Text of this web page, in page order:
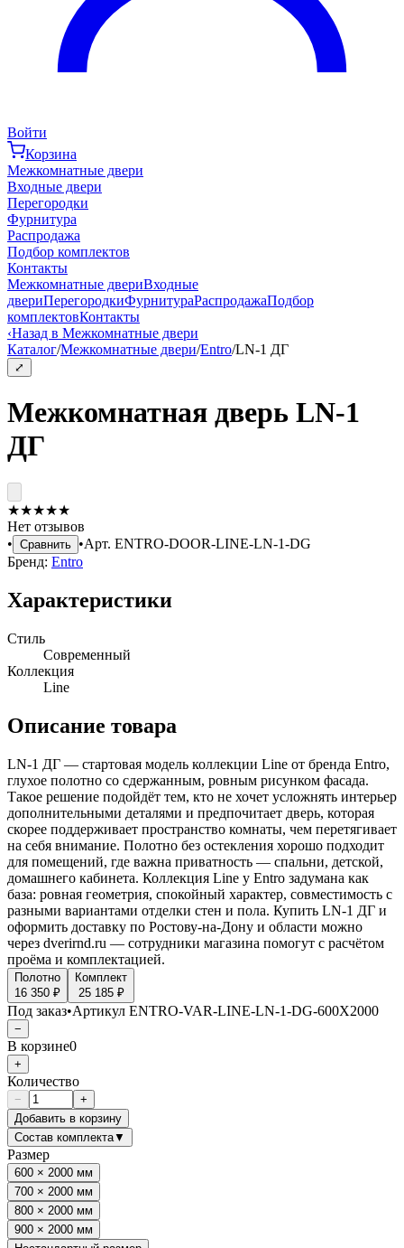
Войти
Корзина
Межкомнатные двери
Входные двери
Перегородки
Фурнитура
Распродажа
Подбор комплектов
Контакты
Межкомнатные двериВходные
двериПерегородкиФурнитураРаспродажаПодбор
комплектовКонтакты
‹Назад в Межкомнатные двери
Каталог/Межкомнатные двери/Entro/LN-1 ДГ
⤢
Межкомнатная дверь LN-1
ДГ
★★★★★
Нет отзывов
• Сравнить •Арт. ENTRO-DOOR-LINE-LN-1-DG
Бренд: Entro
Характеристики
Стиль
Современный
Коллекция
Line
Описание товара
LN-1 ДГ — стартовая модель коллекции Line от бренда Entro,
глухое полотно со сдержанным, ровным рисунком фасада.
Такое решение подойдёт тем, кто не хочет усложнять интерьер
дополнительными деталями и предпочитает дверь, которая
скорее поддерживает пространство комнаты, чем перетягивает
на себя внимание. Полотно без остекления хорошо подходит
для помещений, где важна приватность — спальни, детской,
домашнего кабинета. Коллекция Line у Entro задумана как
база: ровная геометрия, спокойный характер, совместимость с
разными вариантами отделки стен и пола. Купить LN-1 ДГ и
оформить доставку по Ростову-на-Дону и области можно
через dverirnd.ru — сотрудники магазина помогут с расчётом
проёма и комплектацией.
Полотно
16 350 ₽
Комплект
25 185 ₽
Под заказ•Артикул ENTRO-VAR-LINE-LN-1-DG-600X2000
−
В корзине0
+
Количество
−
+
Добавить в корзину
Состав комплекта▼
Размер
600 × 2000 мм
700 × 2000 мм
800 × 2000 мм
900 × 2000 мм